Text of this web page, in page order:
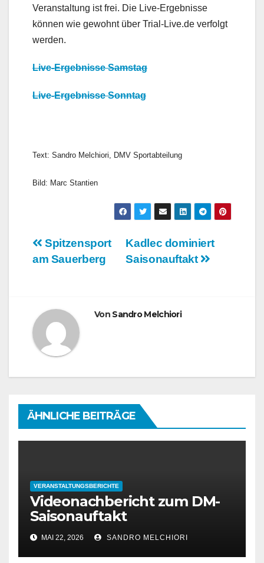
Veranstaltung ist frei. Die Live-Ergebnisse
können wie gewohnt über Trial-Live.de verfolgt
werden.
Live-Ergebnisse Samstag
Live-Ergebnisse Sonntag
Text: Sandro Melchiori, DMV Sportabteilung
Bild: Marc Stantien
Beitragsnavigation
Kadlec dominiert
Saisonauftakt
Spitzensport
am Sauerberg
Von Sandro Melchiori
ÄHNLICHE BEITRÄGE
VERANSTALTUNGSBERICHTE
Videonachbericht zum DM-
Saisonauftakt
MAI 22, 2026 SANDRO MELCHIORI